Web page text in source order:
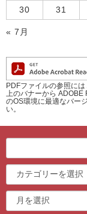
30 31
« 7月
PDFファイルの参照に
上のバナーから ADOBE
のOS環境に最適なバー
い。